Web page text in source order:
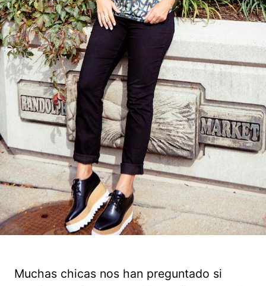
Muchas chicas nos han preguntado si